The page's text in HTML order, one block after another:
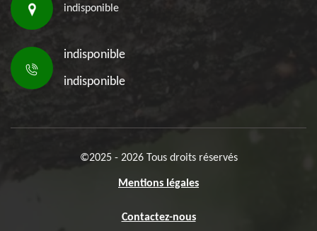
indisponible
indisponible
indisponible
©2025 - 2026 Tous droits réservés
Mentions légales
Contactez-nous